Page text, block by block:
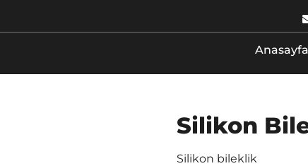
Anasayfa
Silikon
Silikon bileklik